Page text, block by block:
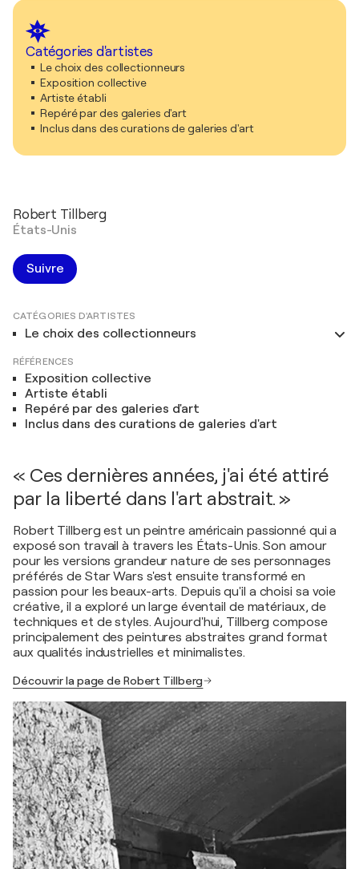
Catégories d'artistes
Le choix des collectionneurs
Exposition collective
Artiste établi
Repéré par des galeries d'art
Inclus dans des curations de galeries d'art
Robert Tillberg
États-Unis
Suivre
CATÉGORIES D'ARTISTES
Le choix des collectionneurs
RÉFÉRENCES
Exposition collective
Artiste établi
Repéré par des galeries d'art
Inclus dans des curations de galeries d'art
« Ces dernières années, j'ai été attiré
par la liberté dans l'art abstrait. »
Robert Tillberg est un peintre américain passionné qui a
exposé son travail à travers les États-Unis. Son amour
pour les versions grandeur nature de ses personnages
préférés de Star Wars s'est ensuite transformé en
passion pour les beaux-arts. Depuis qu'il a choisi sa voie
créative, il a exploré un large éventail de matériaux, de
techniques et de styles. Aujourd'hui, Tillberg compose
principalement des peintures abstraites grand format
aux qualités industrielles et minimalistes.
Découvrir la page de Robert Tillberg